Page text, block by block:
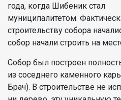
года, когда Шибеник стал
муниципалитетом.
строительству собора
собор начали строить на
Собор был построен
из соседнего каменного
Брач). В строительстве не